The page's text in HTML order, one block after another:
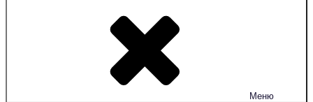
Меню